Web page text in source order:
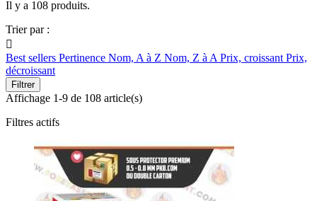
Il y a 108 produits.
Trier par :

Best sellers Pertinence Nom, A à Z Nom, Z à A Prix, croissant Prix,
décroissant
Filtrer
Affichage 1-9 de 108 article(s)
Filtres actifs